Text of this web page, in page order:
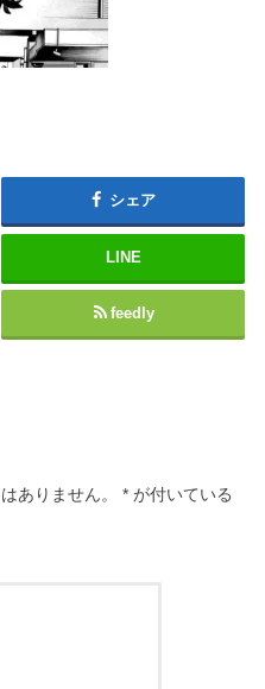
シェア
LINE
feedly
ありません。 * が付いている